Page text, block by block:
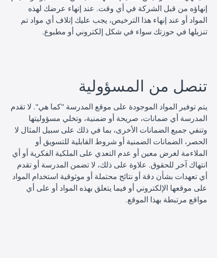
إنهاؤه من قبل الشركة في أي وقت. عند إنهاء عرضك لهذه
المواد أو عند إنهاء هذا الترخيص، يجب عليك إتلاف أي مواد تم
تنزيلها في حوزتك سواء في شكل إلكتروني أو مطبوع.
تنصل من المسؤولية
يتم توفير المواد الموجودة على موقع المدرسة "كما هي". لا تقدم
المدرسة أي ضمانات، صريحة أو ضمنية، وتخلي مسؤوليتها
وتنفي جميع الضمانات الأخرى، بما في ذلك على سبيل المثال لا
الحصر، الضمانات الضمنية أو شروط القابلية للتسويق أو
الملاءمة لغرض معين أو عدم التعدي على الملكية الفكرية أو أي
انتهاك آخر للحقوق. علاوة على ذلك، لا تضمن المدرسة أو تقدم
أي تعهدات بشأن دقة أو نتائج محتملة أو موثوقية استخدام المواد
على موقعها الإلكتروني أو فيما يتعلق بهذه المواد أو على أي
مواقع مرتبطة بهذا الموقع.